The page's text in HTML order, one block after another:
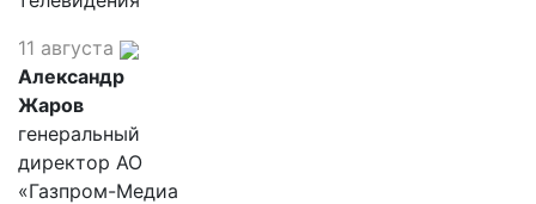
11 августа
Александр
Жаров
генеральный
директор АО
«Газпром-Медиа